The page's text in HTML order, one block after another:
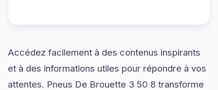
Accédez facilement à des contenus inspirants
et à des informations utiles pour répondre à vos
attentes. Pneus De Brouette 3 50 8 transforme